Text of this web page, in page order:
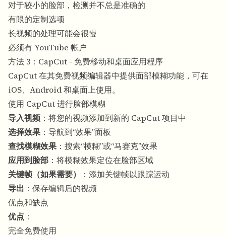
对于较小的脸部，检测并不总是准确的
有限的定制选项
长视频的处理可能会很慢
必须有 YouTube 帐户
方法 3：CapCut - 免费移动和桌面应用程序
CapCut 在其免费视频编辑器中提供面部模糊功能，可在
iOS、Android 和桌面上使用。
使用 CapCut 进行脸部模糊
导入视频 ：将您的视频添加到新的 CapCut 项目中
选择效果 ：导航到“效果”面板
查找模糊效果 ：搜索“模糊”或“马赛克”效果
应用到脸部 ：将模糊效果定位在脸部区域
关键帧（如果需要）
：添加关键帧以跟踪运动
导出 ：保存编辑后的视频
优点和缺点
优点 ：
完全免费使用